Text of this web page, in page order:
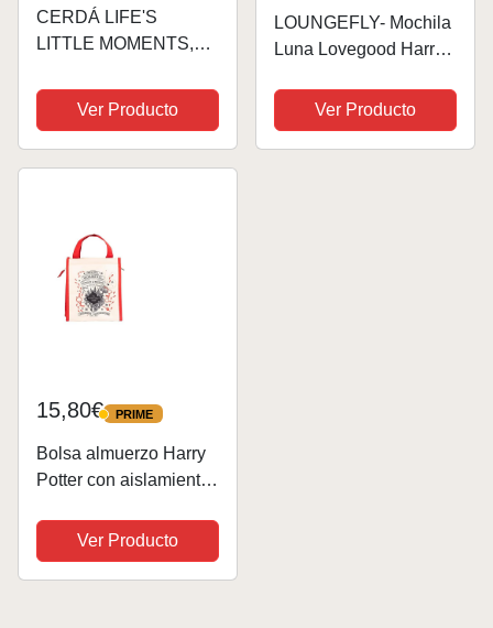
CERDÁ LIFE'S
LITTLE MOMENTS,
Harry Potter-Licencia
Oficial Star Wars para
Mujer, Marrón, M
Ver Producto
LOUNGEFLY- Mochila
Luna Lovegood Harry
Peluche, Multicolor
(130421)
Ver Producto
15,80€ PRIME
PRIME
Bolsa almuerzo Harry
Potter con aislamiento
almuerzo infantil ligera
- Bolsa térmica porta
alimentos | Bolsa
Ver Producto